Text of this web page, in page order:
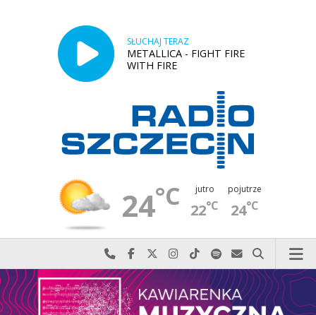
SŁUCHAJ TERAZ
METALLICA - FIGHT FIRE
WITH FIRE
24°C jutro
22°C
pojutrze
24°C
Najlepiej po prostu do nas zadzwoń
Odwiedź nas na Facebook-u
Odwiedź nas na X
Odwiedź nas na Instagram-ie
Odwiedź nas na TikTok-u
Szukaj nas na Spotify
Wyślij do nas
Szukaj